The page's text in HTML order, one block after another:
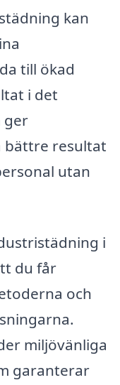
kan
till ökad
i det
ger
bättre resultat
utan
i
du får
och
miljövänliga
garanterar